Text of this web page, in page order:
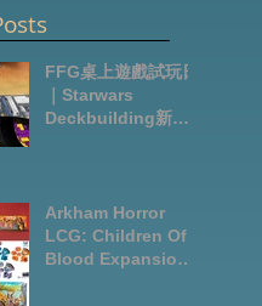
FFG桌上遊戲試玩日
｜Starwars
Deckbuilding新擴
deck
Arkham Horror
LCG: Children Of
Blood Expansion